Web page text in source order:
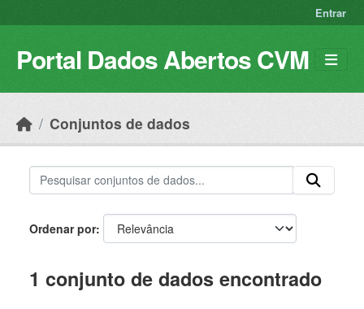
Entrar
Portal Dados Abertos CVM
Conjuntos de dados
Ordenar por
1 conjunto de dados encontrado